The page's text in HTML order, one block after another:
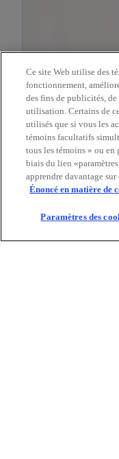
Salle de
Bienvenue au
Vous y
cabinet ainsi
presse.
Tout savoir
Ce site Web utilise des
fonctionnement,
des fins de publicités, de
utilisation. Certains de
utilisés que si vous les
témoins facultatifs
tous les témoins » ou en
biais du lien
apprendre davantage
Énoncé en matière de
Paramètres des